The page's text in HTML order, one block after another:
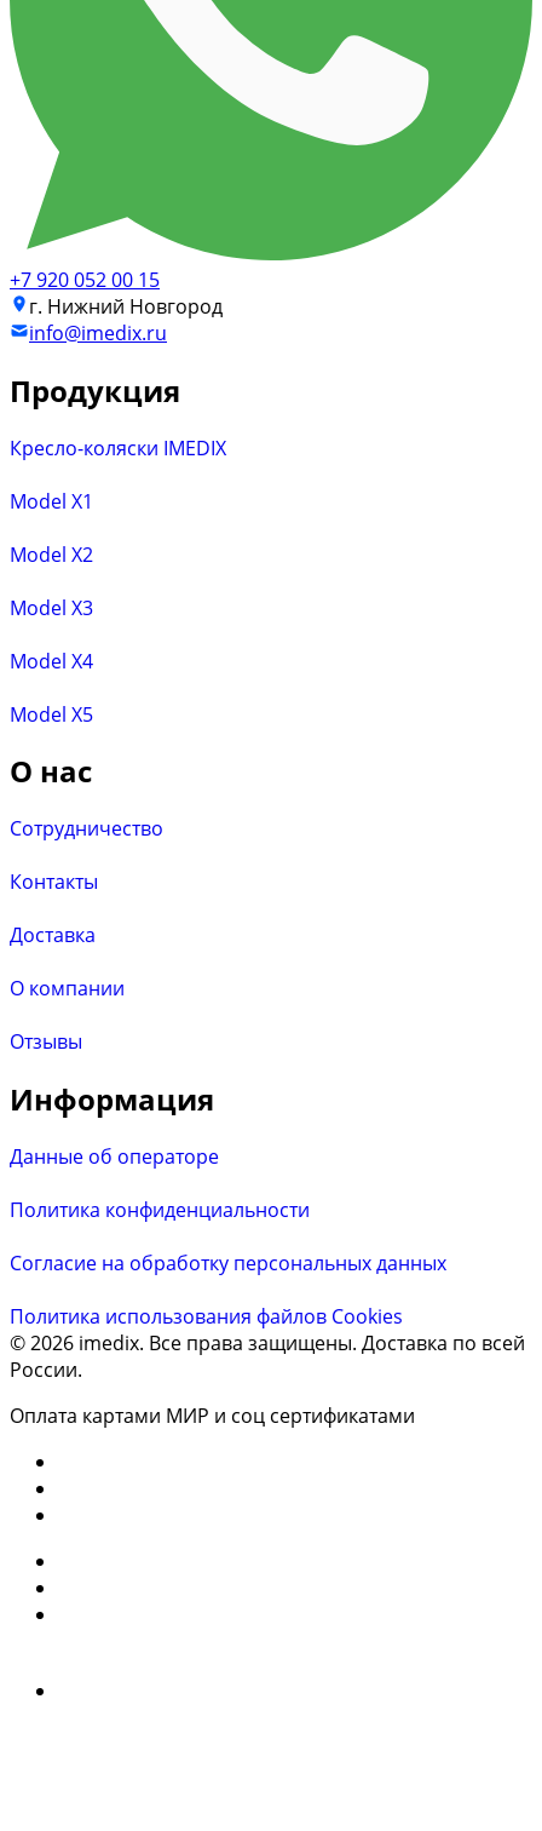
+7 920 052 00 15
г. Нижний Новгород
info@imedix.ru
Продукция
Кресло-коляски IMEDIX
Model X1
Model X2
Model X3
Model X4
Model X5
О нас
Сотрудничество
Контакты
Доставка
О компании
Отзывы
Информация
Данные об операторе
Политика конфиденциальности
Согласие на обработку персональных данных
Политика использования файлов Cookies
© 2026 imedix. Все права защищены. Доставка по всей
России.
Оплата картами МИР и соц сертификатами